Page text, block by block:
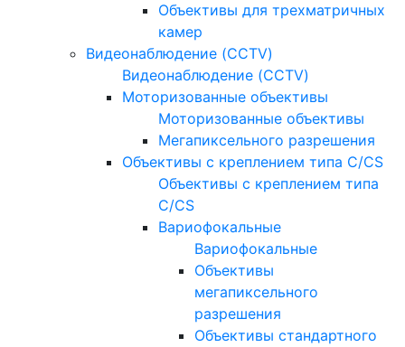
Объективы для трехматричных
камер
Видеонаблюдение (CCTV)
Видеонаблюдение (CCTV)
Моторизованные объективы
Моторизованные объективы
Мегапиксельного разрешения
Объективы с креплением типа C/CS
Объективы с креплением типа
C/CS
Вариофокальные
Вариофокальные
Объективы
мегапиксельного
разрешения
Объективы стандартного